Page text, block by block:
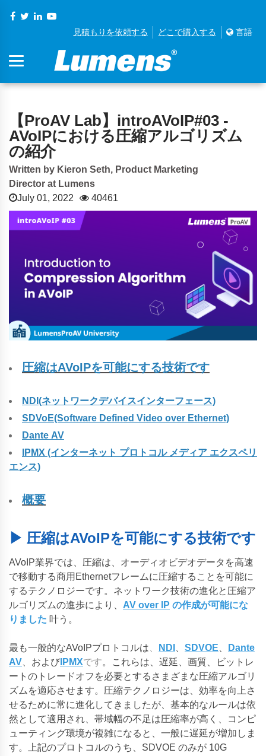
見積もりを依頼する どこで購入する 言語
【ProAV Lab】introAVoIP#03 -
AVoIPにおける圧縮アルゴリズム
の紹介
Written by Kieron Seth, Product Marketing
Director at Lumens
July 01, 2022
40461
圧縮はAVoIPを可能にする技術です
NDI(ネットワークデバイスインターフェース)
SDVoE(Software Defined Video over Ethernet)
Dante AV
IPMX (インターネット プロトコル メディア エクスペリ
エンス)
概要
▶ 圧縮はAVoIPを可能にする技術です
AVoIP業界では、圧縮は、オーディオビデオデータを高速
で移動する商用Ethernetフレームに圧縮することを可能に
するテクノロジーです。ネットワーク技術の進化と圧縮ア
ルゴリズムの進歩により、 AV over IP の作成が可能にな
りました 叶う。
最も一般的なAVoIPプロトコルは NDI SDVOE
Dante
AV 、および IPMXです 。これらは、遅延、画質、ビットレ
ートのトレードオフを必要とするさまざまな圧縮アルゴリ
ズムを適応させます。圧縮テクノロジーは、効率を向上さ
せるために常に進化してきましたが、基本的なルールは依
然として適用され、帯域幅の不足は圧縮率が高く、コンピ
ューティング環境が複雑になると、一般に遅延が増加しま
す。上記のプロトコルのうち、SDVOE のみが 10G